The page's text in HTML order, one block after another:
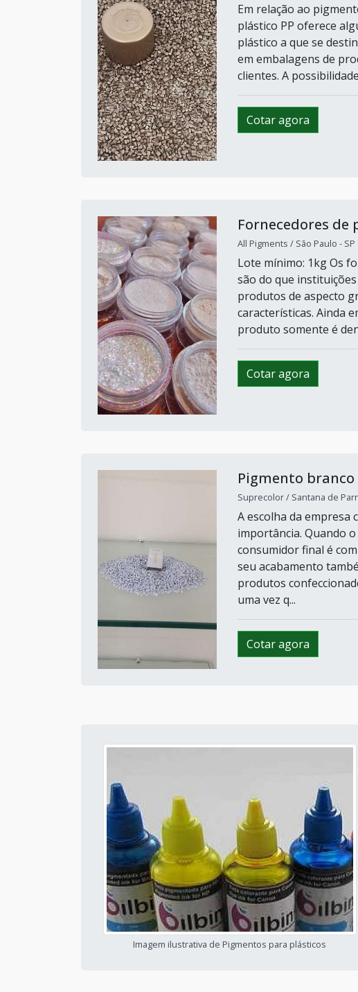
Em relação ao
plástico PP oferece
plástico a que se
em embalagens de
clientes. A
Cotar agora
Fornecedores
All Pigments / São Paulo - SP
Lote mínimo: 1kg Os
são do que
produtos de aspecto
características. Ainda
produto somente é
Cotar agora
Pigmento
Suprecolor / Santana de
A escolha da empresa
importância. Quando
consumidor final é
seu acabamento
produtos
uma vez q...
Cotar agora
Imagem ilustrativa de Pigmentos para plásticos